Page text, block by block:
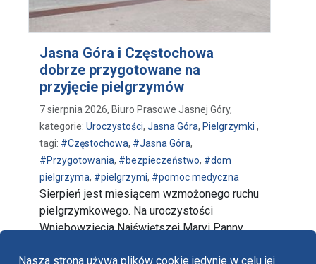
Nasza strona używa plików cookie jedynie w celu jej
Jasna Góra i Częstochowa
dobrze przygotowane na
przyjęcie pielgrzymów
7 sierpnia 2026, Biuro Prasowe Jasnej Góry,
kategorie: Uroczystości, Jasna Góra, Pielgrzymki ,
tagi: #Częstochowa, #Jasna Góra,
#Przygotowania, #bezpieczeństwo, #dom
pielgrzyma, #pielgrzymi, #pomoc medyczna
Sierpień jest miesiącem wzmożonego ruchu
pielgrzymkowego. Na uroczystości
Wniebowzięcia Najświętszej Maryi Panny,